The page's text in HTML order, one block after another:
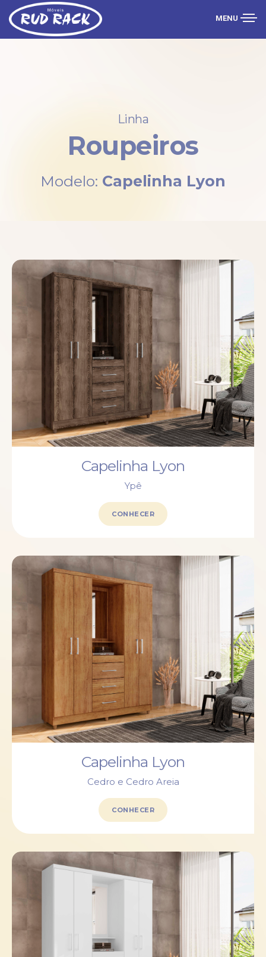
MENU
Linha
Roupeiros
Modelo: Capelinha Lyon
Capelinha Lyon
Ypê
CONHECER
Capelinha Lyon
Cedro e Cedro Areia
CONHECER